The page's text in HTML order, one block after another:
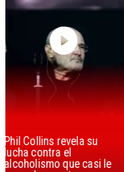
U2 lanza nuevo sencillo
con estribillo en español:
Streets of Dreams